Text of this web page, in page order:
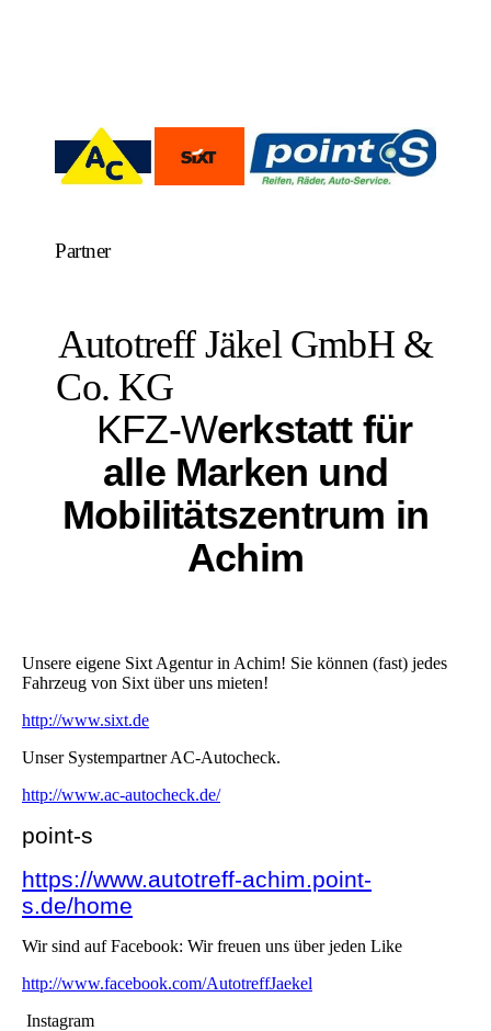
Partner
Autotreff Jäkel GmbH &
Co. KG
KFZ-Werkstatt für
alle Marken und
Mobilitätszentrum in
Achim
Unsere eigene Sixt Agentur in Achim! Sie können (fast) jedes
Fahrzeug von Sixt über uns mieten!
http://www.sixt.de
Unser Systempartner AC-Autocheck.
http://www.ac-autocheck.de/
point-s
https://www.autotreff-achim.point-
s.de/home
Wir sind auf Facebook: Wir freuen uns über jeden Like
http://www.facebook.com/AutotreffJaekel
Instagram